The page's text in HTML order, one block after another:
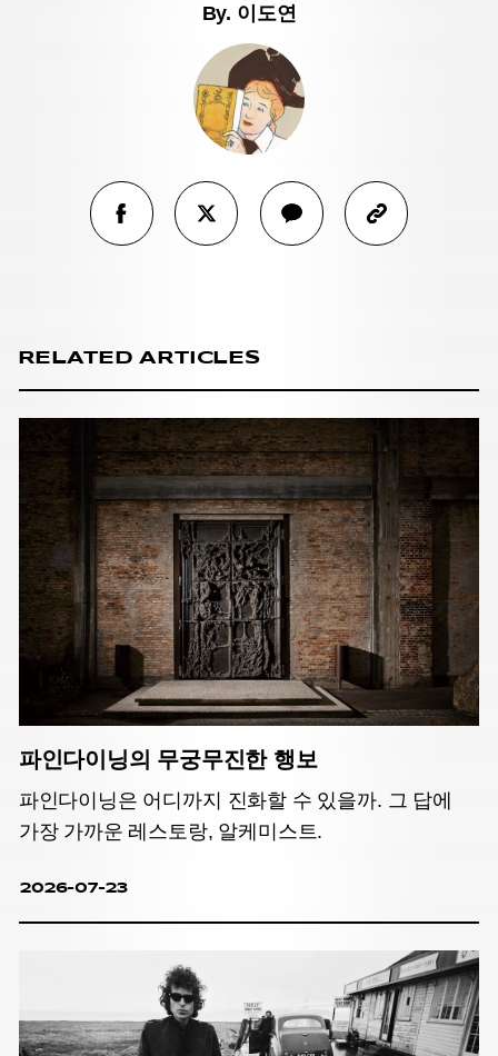
By. 이도연
RELATED ARTICLES
파인다이닝의 무궁무진한 행보
파인다이닝은 어디까지 진화할 수 있을까. 그 답에
가장 가까운 레스토랑, 알케미스트.
2026-07-23